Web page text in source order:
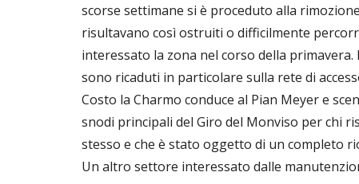
scorse settimane si è proceduto alla
risultavano così ostruiti o difficilmente
interessato la zona nel corso della
sono ricaduti in particolare sulla rete di
Costo la Charmo conduce al Pian Meyer e
snodi principali del Giro del Monviso per chi
stesso e che è stato oggetto di un completo
Un altro settore interessato dalle